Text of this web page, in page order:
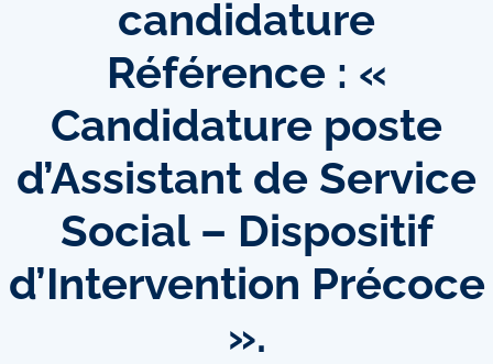
candidature
Référence : «
Candidature poste
d’Assistant de Service
Social – Dispositif
d’Intervention Précoce
».